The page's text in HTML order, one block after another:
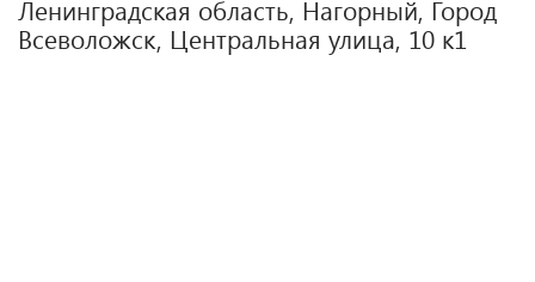
Ленинградская область, Нагорный, Город
Всеволожск, Центральная улица, 10 к1